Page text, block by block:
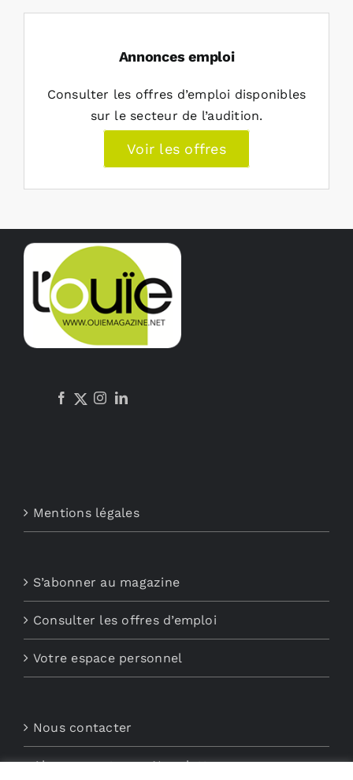
Annonces emploi
Consulter les offres d’emploi disponibles
sur le secteur de l’audition.
Voir les offres
Mentions légales
S’abonner au magazine
Consulter les offres d’emploi
Votre espace personnel
Nous contacter
Abonnements aux Newsletters